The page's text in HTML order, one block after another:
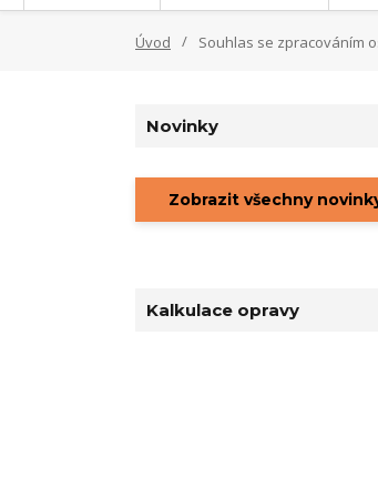
Úvod Souhlas se zpracováním
Novinky
Zobrazit všechny
Kalkulace opravy